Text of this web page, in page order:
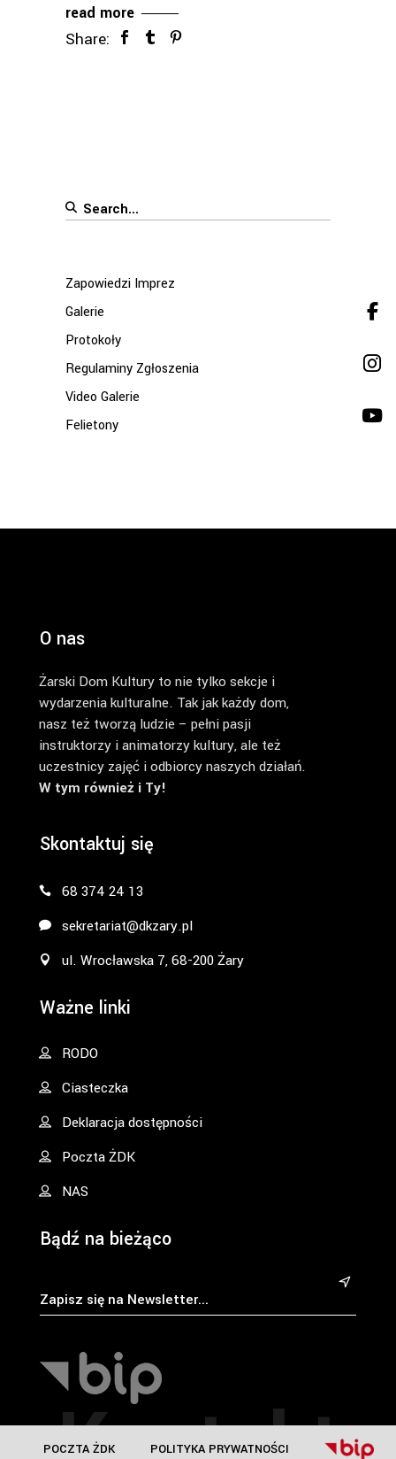
POLITYKA PRYWATNOŚCI
POCZTA ŻDK
read more
Share:
Search
Zapowiedzi Imprez
Galerie
Protokoły
Regulaminy Zgłoszenia
Video Galerie
Felietony
O nas
Żarski Dom Kultury to nie tylko sekcje i
wydarzenia kulturalne. Tak jak każdy dom,
nasz też tworzą ludzie – pełni pasji
instruktorzy i animatorzy kultury, ale też
uczestnicy zajęć i odbiorcy naszych działań.
W tym również i Ty!
Skontaktuj się
68 374 24 13
sekretariat@dkzary.pl
ul. Wrocławska 7, 68-200 Żary
Ważne linki
RODO
Ciasteczka
Deklaracja dostępności
Poczta ŻDK
NAS
Bądź na bieżąco
&